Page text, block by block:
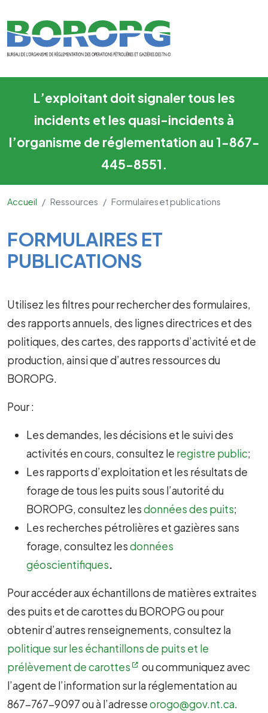
L’exploitant doit signaler tous les
incidents et les quasi-incidents à
l’organisme de réglementation au 1-867-
445-8551.
Accueil Ressources Formulaires et publications
Main Content
FORMULAIRES ET
PUBLICATIONS
Utilisez les filtres pour rechercher des formulaires,
des rapports annuels, des lignes directrices et des
politiques, des cartes, des rapports d’activité et de
production, ainsi que d’autres ressources du
BOROPG.
Pour :
Les demandes, les décisions et le suivi des
activités en cours, consultez le registre public;
Les rapports d’exploitation et les résultats de
forage de tous les puits sous l’autorité du
BOROPG, consultez lesdonnées des puits;
Les recherches pétrolières et gazières sans
forage, consultez lesdonnées
géoscientifiques.
Pour accéder aux échantillons de matières extraites
des puits et de carottes du BOROPG ou pour
obtenir d’autres renseignements, consultez la
politique sur les échantillons de puits et le
prélèvement de carottes
ou communiquez avec
l’agent de l’information sur la réglementation au
867-767-9097 ou à l’adresseorogo@gov.nt.ca.